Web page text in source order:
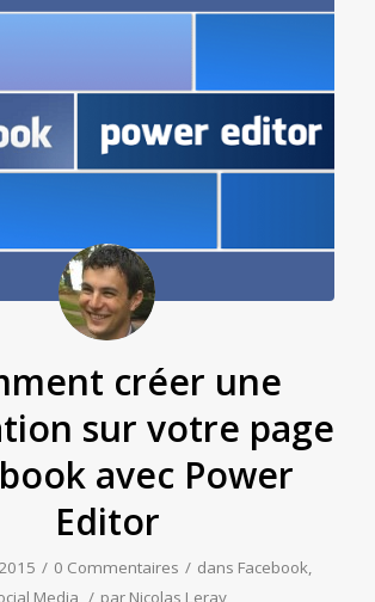
créer une
sur votre page
avec Power
Editor
/ 0 Commentaires / dans Facebook,